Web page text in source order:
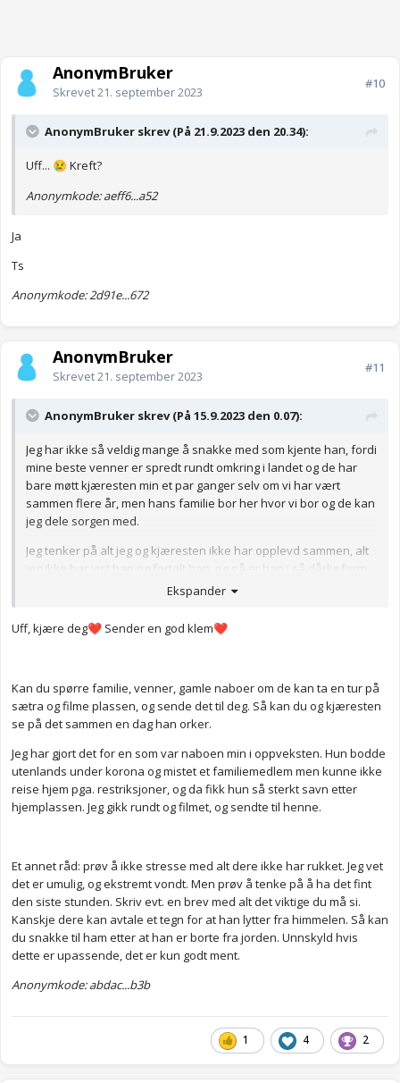
AnonymBruker
Skrevet21. september 2023
#10
AnonymBruker skrev (På 21.9.2023 den 20.34):
Uff... 😢 Kreft?
Anonymkode: aeff6...a52
Ja
Ts
Anonymkode: 2d91e...672
AnonymBruker
Skrevet21. september 2023
#11
AnonymBruker skrev (På 15.9.2023 den 0.07):
Jeg har ikke så veldig mange å snakke med som kjente han, fordi
mine beste venner er spredt rundt omkring i landet og de har
bare møtt kjæresten min et par ganger selv om vi har vært
sammen flere år, men hans familie bor her hvor vi bor og de kan
jeg dele sorgen med.
Jeg tenker på alt jeg og kjæresten ikke har opplevd sammen, alt
jeg ikke har vist han og fortalt han, og nå er han i så dårlig form
at han er ikke stand til å reise noe sted.
tilhører familien min som vi aldri dro på fordi jeg ikke prioritert
Jeg kjenner at jeg begynner å slite skikkelig nå for alt som ikke er
gjort og sagt, og vet ikke hvordan jeg skal takle det.
Jeg visste jo at han hadde en uhelbredelig diagnose, men han
har vært så sprek til tross for sykdommen og jeg har frem til nå
levd i en boble der jeg har innbilt meg at han kommer til å bli
frisk, så plutselig har han blitt syk og nå er det ingen vei tilbake
sier legene.
Ts
Anonymkode: 2d91e...672
Ekspander
Uff, kjære deg❤️ Sender en god klem❤️
Kan du spørre familie, venner, gamle naboer om de kan ta en tur på
sætra og filme plassen, og sende det til deg. Så kan du og kjæresten
se på det sammen en dag han orker.
Jeg har gjort det for en som var naboen min i oppveksten. Hun bodde
utenlands under korona og mistet et familiemedlem men kunne ikke
reise hjem pga. restriksjoner, og da fikk hun så sterkt savn etter
hjemplassen. Jeg gikk rundt og filmet, og sendte til henne.
Et annet råd: prøv å ikke stresse med alt dere ikke har rukket. Jeg vet
det er umulig, og ekstremt vondt. Men prøv å tenke på å ha det fint
den siste stunden. Skriv evt. en brev med alt det viktige du må si.
Kanskje dere kan avtale et tegn for at han lytter fra himmelen. Så kan
du snakke til ham etter at han er borte fra jorden. Unnskyld hvis
dette er upassende, det er kun godt ment.
Anonymkode: abdac...b3b
1 4 2